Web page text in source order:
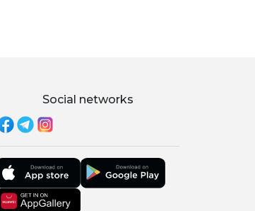
Social networks